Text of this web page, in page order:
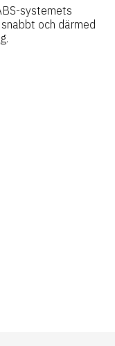
systemets
och därmed